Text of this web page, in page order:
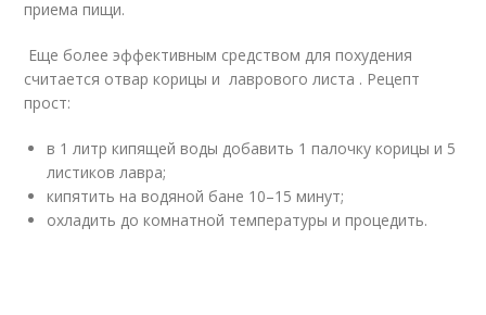
приема пищи.
Еще более эффективным средством для похудения
считается отвар корицы и лаврового листа . Рецепт
прост:
в 1 литр кипящей воды добавить 1 палочку корицы и 5
листиков лавра;
кипятить на водяной бане 10–15 минут;
охладить до комнатной температуры и процедить.